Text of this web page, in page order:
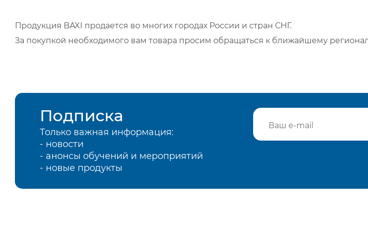
Продукция BAXI продается во многих городах России и стран СНГ.
За покупкой необходимого вам товара просим обращаться к ближайшему
Подписка
Только важная информация:
- новости
- анонсы обучений и мероприятий
- новые продукты